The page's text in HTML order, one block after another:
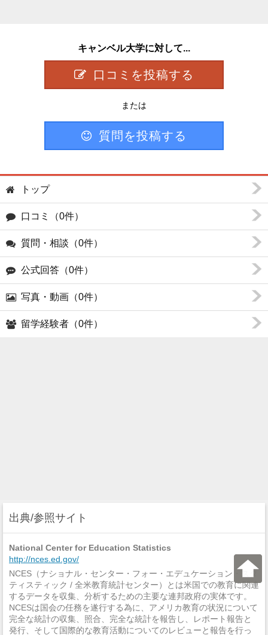
キャンベル大学に対して...
口コミを投稿する
または
質問を投稿する
トップ
口コミ（0件）
質問・相談（0件）
公式回答（0件）
写真・動画（0件）
留学経験者（0件）
出典/参照サイト
National Center for Education Statistics
http://nces.ed.gov/
NCES（ナショナル・センター・フォー・エデュケーション・スタ
ティスティック / 全米教育統計センター）とは米国での教育に関連
するデータを収集、分析するための主要な連邦政府の実体です。
NCESは国会の任務を遂行する為に、アメリカ教育の状況について
完全な統計の収集、照合、完全な統計を報告し、レポート報告と
発行、そして国際的な教育活動についてのレビューと報告を行っ